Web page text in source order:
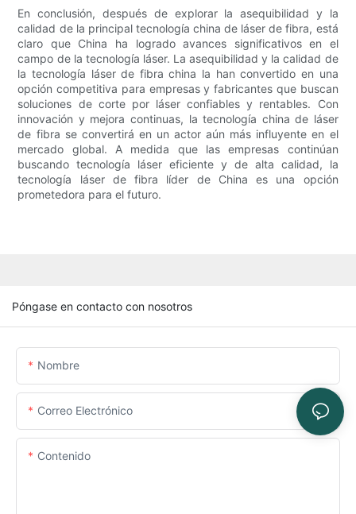
En conclusión, después de explorar la asequibilidad y la
calidad de la principal tecnología china de láser de fibra, está
claro que China ha logrado avances significativos en el
campo de la tecnología láser. La asequibilidad y la calidad de
la tecnología láser de fibra china la han convertido en una
opción competitiva para empresas y fabricantes que buscan
soluciones de corte por láser confiables y rentables. Con
innovación y mejora continuas, la tecnología china de láser
de fibra se convertirá en un actor aún más influyente en el
mercado global. A medida que las empresas continúan
buscando tecnología láser eficiente y de alta calidad, la
tecnología láser de fibra líder de China es una opción
prometedora para el futuro.
Póngase en contacto con nosotros
Nombre
Correo Electrónico
Contenido